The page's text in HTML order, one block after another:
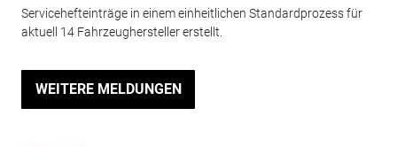
Servicehefteinträge in einem einheitlichen Standardprozess für
aktuell 14 Fahrzeughersteller erstellt.
WEITERE MELDUNGEN